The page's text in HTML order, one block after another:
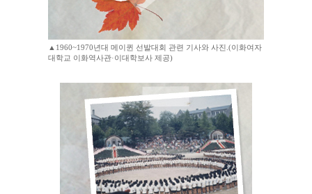
▲1960~1970년대 메이퀸 선발대회 관련 기사와 사진.(이화여자
대학교 이화역사관·이대학보사 제공)